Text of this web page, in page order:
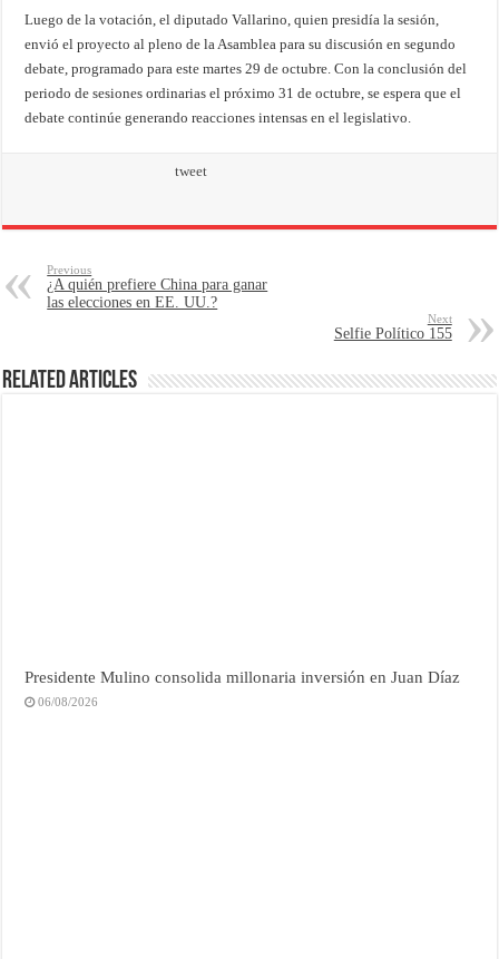
Luego de la votación, el diputado Vallarino, quien presidía la sesión,
envió el proyecto al pleno de la Asamblea para su discusión en segundo
debate, programado para este martes 29 de octubre. Con la conclusión del
periodo de sesiones ordinarias el próximo 31 de octubre, se espera que el
debate continúe generando reacciones intensas en el legislativo.
tweet
Previous
¿A quién prefiere China para ganar
las elecciones en EE. UU.?
Next
Selfie Político 155
Related Articles
Presidente Mulino consolida millonaria inversión en Juan Díaz
06/08/2026